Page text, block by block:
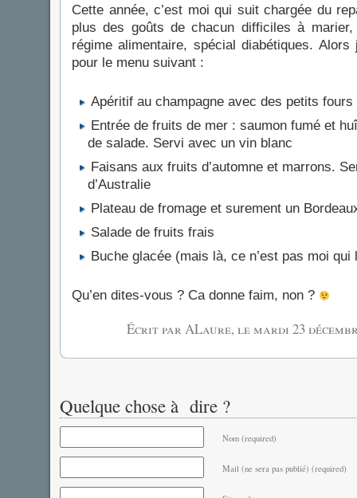
Cette année, c’est moi qui suit chargée du
plus des goûts de chacun difficiles à marier,
régime alimentaire, spécial diabétiques.
pour le menu suivant :
Apéritif au champagne avec des petits
Entrée de fruits de mer : saumon fumé et
de salade. Servi avec un vin blanc
Faisans aux fruits d’automne et marrons.
d’Australie
Plateau de fromage et surement un
Salade de fruits frais
Buche glacée (mais là, ce n’est pas moi qui
Qu’en dites-vous ? Ca donne faim, non ?
Écrit par ALaure, lemardi 23
Quelque chose à dire ?
Nom (required)
Mail (ne sera pas publié) (required)